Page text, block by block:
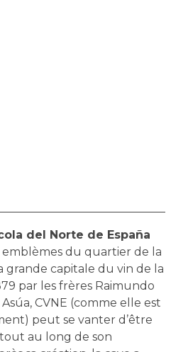
del Norte de España
emblèmes du quartier de la
grande capitale du vin de la
par les frères Raimundo
CVNE (comme elle est
peut se vanter d’être
au long de son